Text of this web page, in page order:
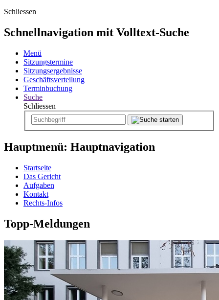
Schliessen
Schnellnavigation mit Volltext-Suche
Menü
Sitzungstermine
Sitzungsergebnisse
Geschäftsverteilung
Terminbuchung
Suche
Schliessen
Hauptmenü: Hauptnavigation
Startseite
Das Gericht
Aufgaben
Kontakt
Rechts-Infos
Topp-Meldungen